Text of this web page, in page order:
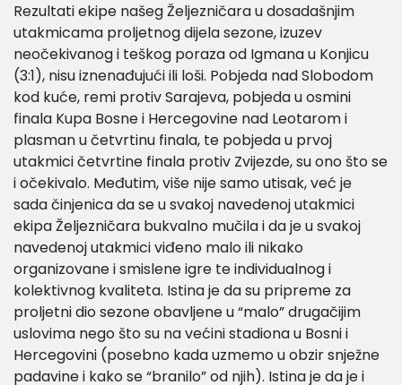
Rezultati ekipe našeg Željezničara u dosadašnjim
utakmicama proljetnog dijela sezone, izuzev
neočekivanog i teškog poraza od Igmana u Konjicu
(3:1), nisu iznenađujući ili loši. Pobjeda nad Slobodom
kod kuće, remi protiv Sarajeva, pobjeda u osmini
finala Kupa Bosne i Hercegovine nad Leotarom i
plasman u četvrtinu finala, te pobjeda u prvoj
utakmici četvrtine finala protiv Zvijezde, su ono što se
i očekivalo. Međutim, više nije samo utisak, već je
sada činjenica da se u svakoj navedenoj utakmici
ekipa Željezničara bukvalno mučila i da je u svakoj
navedenoj utakmici viđeno malo ili nikako
organizovane i smislene igre te individualnog i
kolektivnog kvaliteta. Istina je da su pripreme za
proljetni dio sezone obavljene u “malo” drugačijim
uslovima nego što su na većini stadiona u Bosni i
Hercegovini (posebno kada uzmemo u obzir snježne
padavine i kako se “branilo” od njih). Istina je da je i